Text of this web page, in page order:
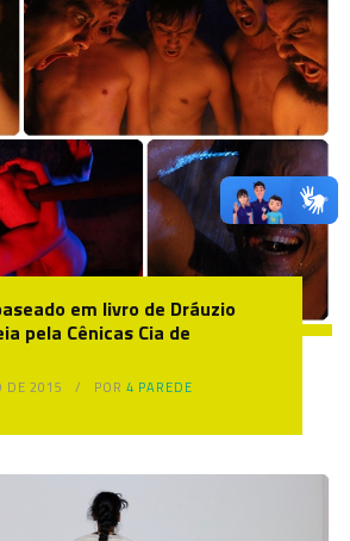
em livro de Dráuzio
pela Cênicas Cia de
DE 2015 POR4 PAREDE